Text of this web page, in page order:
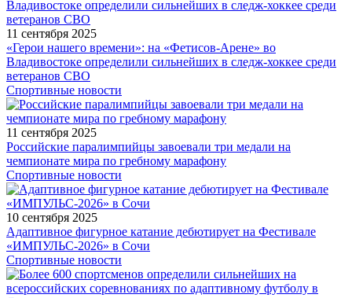
11 сентября 2025
«Герои нашего времени»: на «Фетисов-Арене» во
Владивостоке определили сильнейших в следж-хоккее среди
ветеранов СВО
Спортивные новости
11 сентября 2025
Российские паралимпийцы завоевали три медали на
чемпионате мира по гребному марафону
Спортивные новости
10 сентября 2025
Адаптивное фигурное катание дебютирует на Фестивале
«ИМПУЛЬС-2026» в Сочи
Спортивные новости